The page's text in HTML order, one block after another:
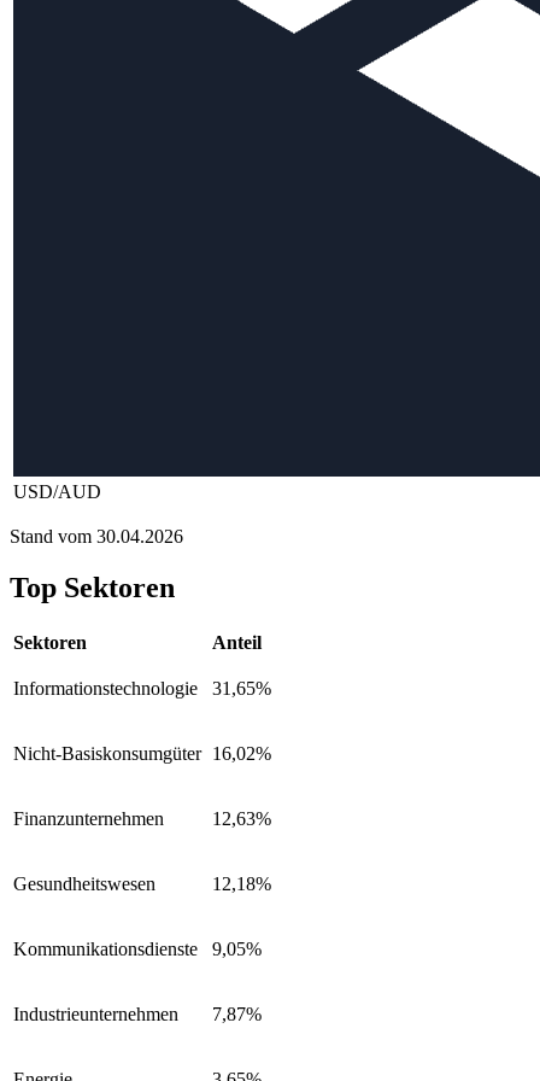
USD/AUD
Stand vom 30.04.2026
Top Sektoren
Sektoren Anteil
Informationstechnologie 31,65%
Nicht-Basiskonsumgüter 16,02%
Finanzunternehmen 12,63%
Gesundheitswesen 12,18%
Kommunikationsdienste 9,05%
Industrieunternehmen 7,87%